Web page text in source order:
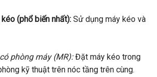
(phổ biến nhất):Sử dụng máy kéo và
phòng máy (MR):Đặt máy kéo trong
kỹ thuật trên nóc tầng trên cùng.